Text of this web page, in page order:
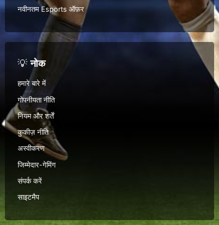
नवीनतम Esports ऑफ़र
💡नोक
हमारे बारे में
गोपनीयता नीति
नियम और शर्तें
कुकीज़ नीति
अस्वीकरण
जिम्मेदार-गेमिंग
संपर्क करें
साइटमैप